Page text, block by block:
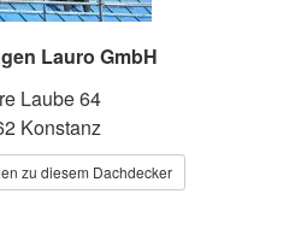
Lauro GmbH
Laube 64
Konstanz
zu diesem Dachdecker